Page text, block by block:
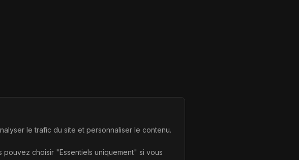
le trafic du site et personnaliser le contenu.
choisir "Essentiels uniquement" si vous